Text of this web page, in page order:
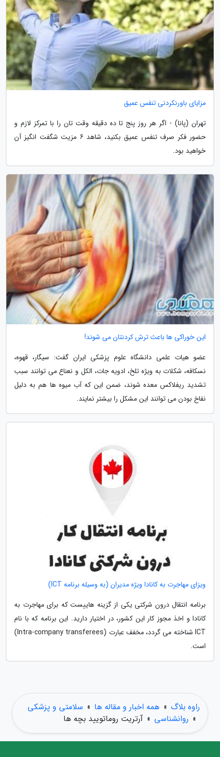
مزایای باورنکردنی تنفس عمیق
تهران (پانا) - اگر هر روز پنج تا ده دقیقه وقت تان را با تمرکز لازم و
حضور فکر صرف تنفس عمیق بکنید، شاهد 6 مزیت شگفت انگیز آن
خواهید بود.
این خوراکی ها باعث ترش کردنتان می شوند!
عضو هیات علمی دانشگاه علوم پزشکی ایران گفت: سیگار، قهوه،
نسکافه، شکلات به ویژه تلخ، ادویه جات، الکل و نعناع می توانند سبب
تشدید ریفلاکس معده شوند، ضمن این که آب میوه ها هم به دلیل
نفاخ بودن می توانند این مشکل را بیشتر نمایند.
ویزای مهاجرت به کانادا ویژه مدیران (به وسیله برنامه ICT)
برنامه انتقال درون شرکتی یکی از گزینه هاییست که برای مهاجرت به
کانادا و اخذ مجوز کار این کشور، در اختیار دارید. این برنامه که با نام
ICT شناخته می گردد، مخفف عبارت (Intra-company transferees)
است.
راوه بلاگ » همه اخبار و مقاله ها » سلامتی و پزشکی
» روانشناسی » آرتریت روماتویید بچه ها